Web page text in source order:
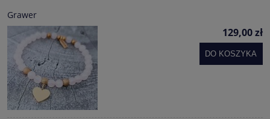
Grawer
129,00 zł
DO KOSZYKA